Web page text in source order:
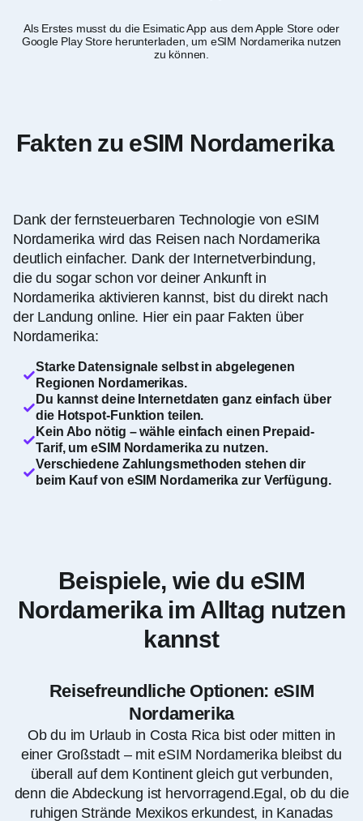
Als Erstes musst du die Esimatic App aus dem Apple Store oder
Google Play Store herunterladen, um eSIM Nordamerika nutzen
zu können.
Fakten zu eSIM Nordamerika
Dank der fernsteuerbaren Technologie von eSIM
Nordamerika wird das Reisen nach Nordamerika
deutlich einfacher. Dank der Internetverbindung,
die du sogar schon vor deiner Ankunft in
Nordamerika aktivieren kannst, bist du direkt nach
der Landung online. Hier ein paar Fakten über
Nordamerika:
Starke Datensignale selbst in abgelegenen
Regionen Nordamerikas.
Du kannst deine Internetdaten ganz einfach über
die Hotspot-Funktion teilen.
Kein Abo nötig – wähle einfach einen Prepaid-
Tarif, um eSIM Nordamerika zu nutzen.
Verschiedene Zahlungsmethoden stehen dir
beim Kauf von eSIM Nordamerika zur Verfügung.
Beispiele, wie du eSIM
Nordamerika im Alltag nutzen
kannst
Reisefreundliche Optionen: eSIM
Nordamerika
Ob du im Urlaub in Costa Rica bist oder mitten in
einer Großstadt – mit eSIM Nordamerika bleibst du
überall auf dem Kontinent gleich gut verbunden,
denn die Abdeckung ist hervorragend.Egal, ob du die
ruhigen Strände Mexikos erkundest, in Kanadas